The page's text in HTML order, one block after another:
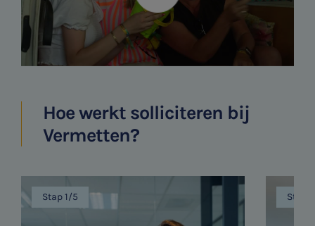
Hoe werkt solliciteren bij
Vermetten?
Stap 1/5 Stap